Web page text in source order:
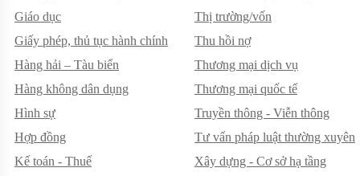
Giáo dục
Giấy phép, thủ tục hành chính
Hàng hải – Tàu biển
Hàng không dân dụng
Hình sự
Hợp đồng
Kế toán - Thuế
Thị trường/vốn
Thu hồi nợ
Thương mại dịch vụ
Thương mại quốc tế
Truyền thông - Viễn thông
Tư vấn pháp luật thường xuyên
Xây dựng - Cơ sở hạ tầng